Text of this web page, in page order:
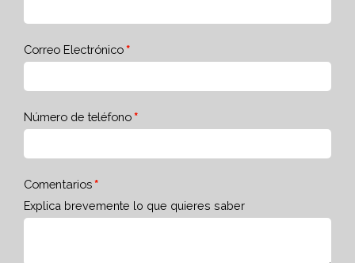
Correo Electrónico
Número de teléfono
Comentarios
Explica brevemente lo que quieres saber